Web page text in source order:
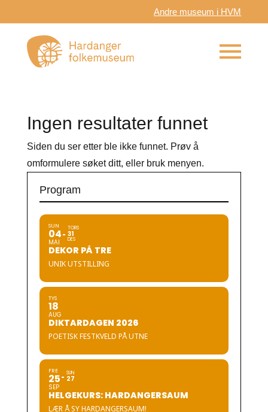
Andre museum i HVM
Ingen resultater funnet
Siden du ser etter ble ikke funnet. Prøv å
omformulere søket ditt, eller bruk menyen.
Program
SUN
04
MAI
TORS
31
DES
DEKOR PÅ TRE
UNIK UTSTILLING
TYS
18
AUG
DIKTARDAGEN 2026
POETISK FESTKVELD PÅ UTNE
FRE
25
SEP
SUN
27
HELGEKURS: HARDANGERSAUM
LÆR Å SY HARDANGERSAUM!